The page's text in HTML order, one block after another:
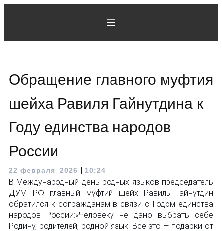
Обращение главного муфтия
шейха Равиля Гайнутдина к
Году единства народов
России
22 февраля, 2026 | 10:24
В Международный день родных языков председатель
ДУМ РФ главный муфтий шейх Равиль Гайнутдин
обратился к согражданам в связи с Годом единства
народов России:«Человеку не дано выбрать себе
Родину, родителей, родной язык. Все это — подарки от